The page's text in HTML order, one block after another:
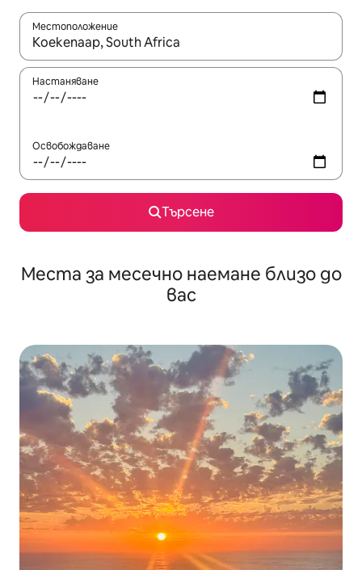
Местоположение
Когато резултатите се покажат, използвайте
Настаняване
Освобождаване
Търсене
Места за месечно наемане близо до
вас